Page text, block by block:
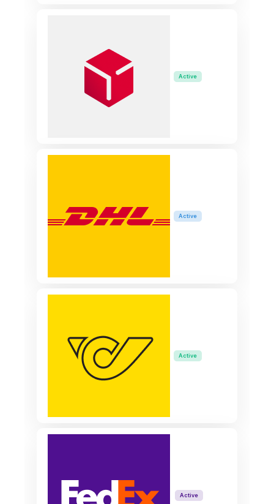
Active
Active
Active
Active